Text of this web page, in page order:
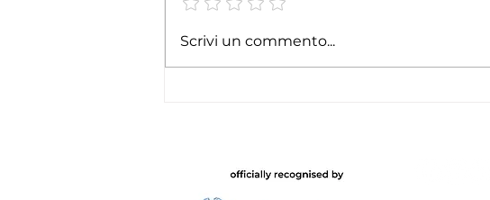
India, l'ambasciata italiana
Scrivi un commento...